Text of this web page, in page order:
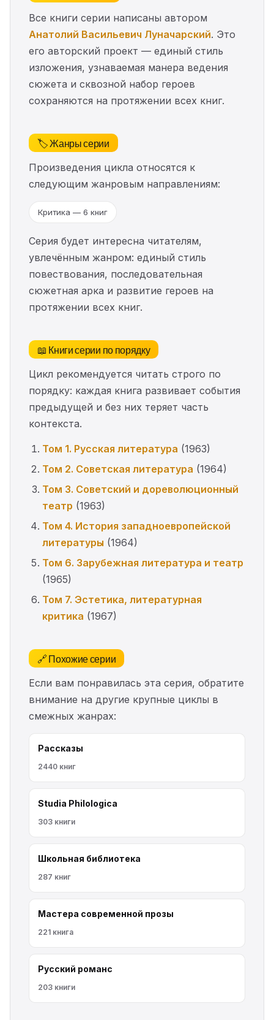
Все книги серии написаны автором
Анатолий Васильевич Луначарский. Это
его авторский проект — единый стиль
изложения, узнаваемая манера ведения
сюжета и сквозной набор героев
сохраняются на протяжении всех книг.
🏷️ Жанры серии
Произведения цикла относятся к
следующим жанровым направлениям:
Критика — 6 книг
Серия будет интересна читателям,
увлечённым жанром: единый стиль
повествования, последовательная
сюжетная арка и развитие героев на
протяжении всех книг.
📖 Книги серии по порядку
Цикл рекомендуется читать строго по
порядку: каждая книга развивает события
предыдущей и без них теряет часть
контекста.
Том 1. Русская литература (1963)
Том 2. Советская литература (1964)
Том 3. Советский и дореволюционный
театр (1963)
Том 4. История западноевропейской
литературы (1964)
Том 6. Зарубежная литература и театр
(1965)
Том 7. Эстетика, литературная
критика (1967)
🔗 Похожие серии
Если вам понравилась эта серия, обратите
внимание на другие крупные циклы в
смежных жанрах:
Рассказы
2440 книг
Studia Philologica
303 книги
Школьная библиотека
287 книг
Мастера современной прозы
221 книга
Русский романс
203 книги